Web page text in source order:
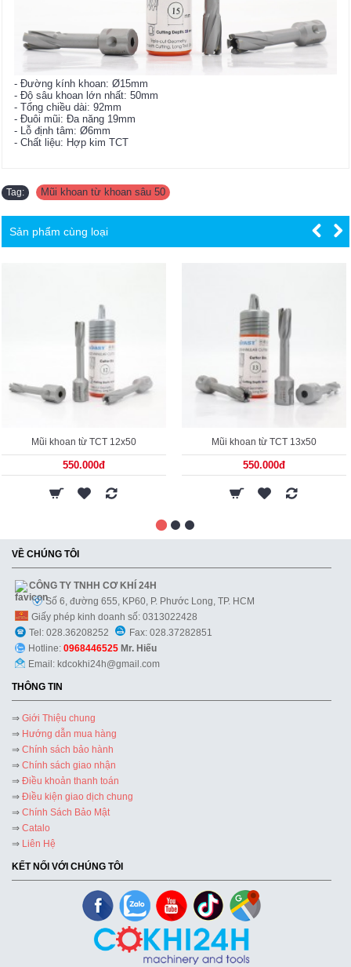
- Đường kính khoan: Ø15mm
- Độ sâu khoan lớn nhất: 50mm
- Tổng chiều dài: 92mm
- Đuôi mũi: Đa năng 19mm
- Lỗ định tâm: Ø6mm
- Chất liệu: Hợp kim TCT
Tag: Mũi khoan từ khoan sâu 50
Sản phẩm cùng loại
Mũi khoan từ TCT 12x50
550.000đ
Mũi khoan từ TCT 13x50
550.000đ
VỀ CHÚNG TÔI
CÔNG TY TNHH CƠ KHÍ 24H
Số 6, đường 655, KP60, P. Phước Long, TP. HCM
Giấy phép kinh doanh số: 0313022428
Tel: 028.36208252
Fax: 028.37282851
Hotline: 0968446525 Mr. Hiếu
Email: kdcokhi24h@gmail.com
THÔNG TIN
⇒ Giới Thiệu chung
⇒ Hướng dẫn mua hàng
⇒ Chính sách bảo hành
⇒ Chính sách giao nhận
⇒ Điều khoản thanh toán
⇒ Điều kiện giao dịch chung
⇒ Chính Sách Bảo Mật
⇒ Catalo
⇒ Liên Hệ
KẾT NỐI VỚI CHÚNG TÔI